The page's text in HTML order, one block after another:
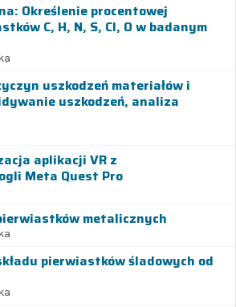
Określenie procentowej
C, H, N, S, Cl, O w badanym
uszkodzeń materiałów i
uszkodzeń, analiza
aplikacji VR z
Meta Quest Pro
metalicznych
pierwiastków śladowych od